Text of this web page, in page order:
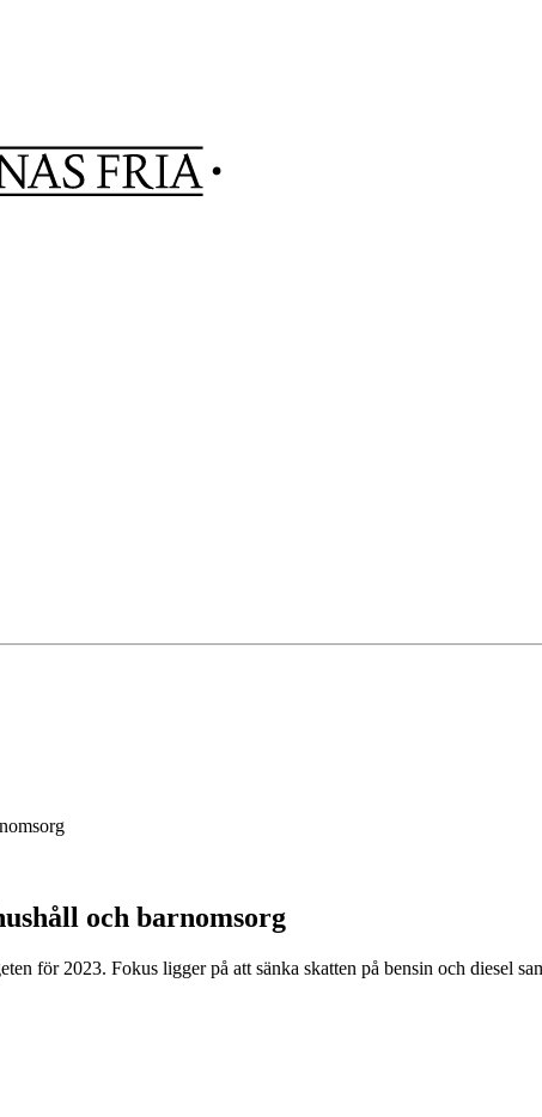
och barnomsorg
för 2023. Fokus ligger på att sänka skatten på bensin och diesel